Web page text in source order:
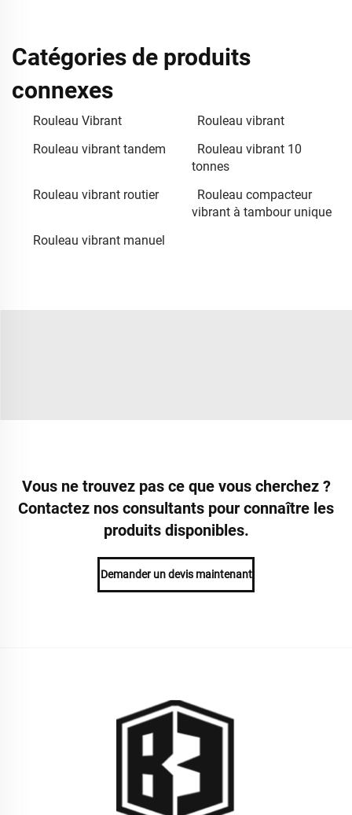
Catégories de produits
connexes
Rouleau Vibrant
Rouleau vibrant
Rouleau vibrant tandem
Rouleau vibrant 10
tonnes
Rouleau vibrant routier
Rouleau compacteur
vibrant à tambour unique
Rouleau vibrant manuel
Vous ne trouvez pas ce que vous cherchez ?
Contactez nos consultants pour connaître les
produits disponibles.
Demander un devis maintenant